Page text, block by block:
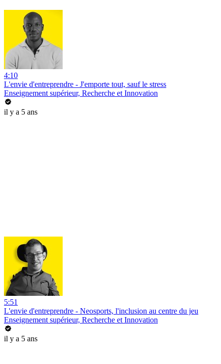
4:10
L'envie d'entreprendre - J'emporte tout, sauf le stress
Enseignement supérieur, Recherche et Innovation
il y a 5 ans
5:51
L'envie d'entreprendre - Neosports, l'inclusion au centre du jeu
Enseignement supérieur, Recherche et Innovation
il y a 5 ans